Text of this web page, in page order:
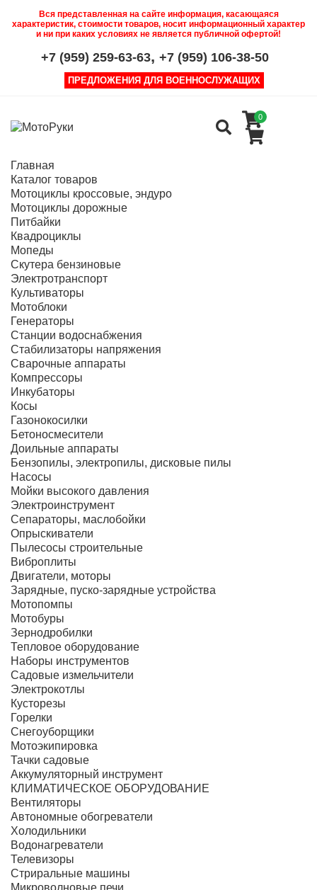
Вся представленная на сайте информация, касающаяся
характеристик, стоимости товаров, носит информационный характер
и ни при каких условиях не является публичной офертой!
+7 (959) 259-63-63, +7 (959) 106-38-50
ПРЕДЛОЖЕНИЯ ДЛЯ ВОЕННОСЛУЖАЩИХ
0
Главная
Каталог товаров
Мотоциклы кроссовые, эндуро
Мотоциклы дорожные
Питбайки
Квадроциклы
Мопеды
Скутера бензиновые
Электротранспорт
Культиваторы
Мотоблоки
Генераторы
Станции водоснабжения
Стабилизаторы напряжения
Сварочные аппараты
Компрессоры
Инкубаторы
Косы
Газонокосилки
Бетоносмесители
Доильные аппараты
Бензопилы, электропилы, дисковые пилы
Насосы
Мойки высокого давления
Электроинструмент
Сепараторы, маслобойки
Опрыскиватели
Пылесосы строительные
Виброплиты
Двигатели, моторы
Зарядные, пуско-зарядные устройства
Мотопомпы
Мотобуры
Зернодробилки
Тепловое оборудование
Наборы инструментов
Садовые измельчители
Электрокотлы
Кусторезы
Горелки
Снегоуборщики
Мотоэкипировка
Тачки садовые
Аккумуляторный инструмент
КЛИМАТИЧЕСКОЕ ОБОРУДОВАНИЕ
Вентиляторы
Автономные обогреватели
Холодильники
Водонагреватели
Телевизоры
Стриральные машины
Микроволновые печи